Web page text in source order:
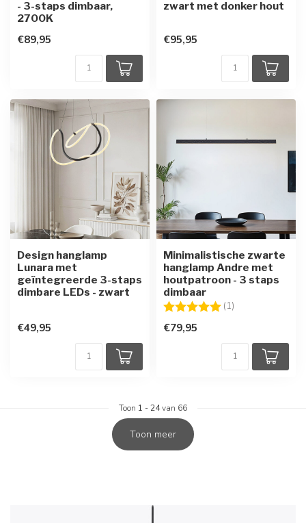
- 3-staps dimbaar,
2700K
€89,95
zwart met donker hout
€95,95
Design hanglamp
Lunara met
geïntegreerde 3-staps
dimbare LEDs - zwart
€49,95
Minimalistische zwarte
hanglamp Andre met
houtpatroon - 3 staps
dimbaar
Beoordeling: (1)
€79,95
Toon 1 - 24van 66
Toon meer